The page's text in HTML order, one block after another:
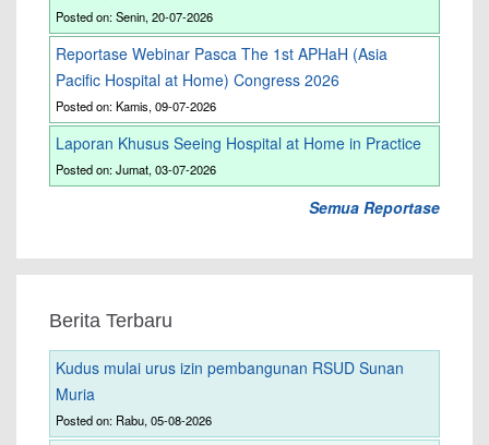
Posted on: Senin, 20-07-2026
Reportase Webinar Pasca The 1st APHaH (Asia
Pacific Hospital at Home) Congress 2026
Posted on: Kamis, 09-07-2026
Laporan Khusus Seeing Hospital at Home in Practice
Posted on: Jumat, 03-07-2026
Semua Reportase
Berita Terbaru
Kudus mulai urus izin pembangunan RSUD Sunan
Muria
Posted on: Rabu, 05-08-2026